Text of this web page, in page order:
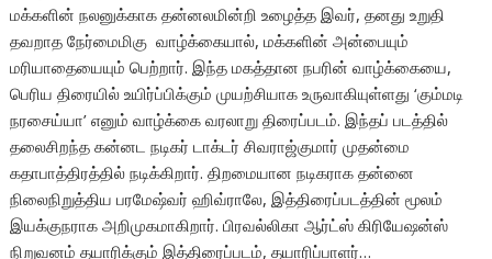
மக்களின் நலனுக்காக தன்னலமின்றி உழைத்த இவர், தனது உறுதி
தவறாத நேர்மைமிகு வாழ்க்கையால், மக்களின் அன்பையும்
மரியாதையையும் பெற்றார். இந்த மகத்தான நபரின் வாழ்க்கையை,
பெரிய திரையில் உயிர்ப்பிக்கும் முயற்சியாக உருவாகியுள்ளது ‘கும்மடி
நரசைய்யா’ எனும் வாழ்க்கை வரலாறு திரைப்படம். இந்தப் படத்தில்
தலைசிறந்த கன்னட நடிகர் டாக்டர் சிவராஜ்குமார் முதன்மை
கதாபாத்திரத்தில் நடிக்கிறார். திறமையான நடிகராக தன்னை
நிலைநிறுத்திய பரமேஷ்வர் ஹிவ்ராலே, இத்திரைப்படத்தின் மூலம்
இயக்குநராக அறிமுகமாகிறார். பிரவல்லிகா ஆர்ட்ஸ் கிரியேஷன்ஸ்
நிறுவனம் தயாரிக்கும் இத்திரைப்படம், தயாரிப்பாளர்…